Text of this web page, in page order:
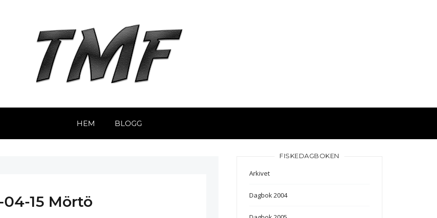
HEM BLOGG
15 Mörtö
FISKEDAGBOKEN
Arkivet
Dagbok 2004